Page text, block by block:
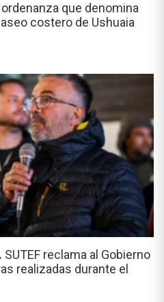
que denomina
costero de Ushuaia
SUTEF reclama al Gobierno
realizadas durante el